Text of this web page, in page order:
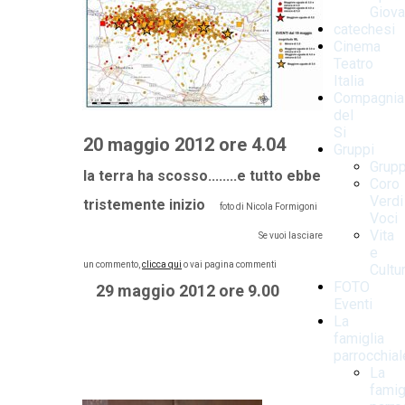
20 maggio 2012 ore 4.04
la terra ha scosso........e tutto ebbe
tristemente inizio foto di Nicola Formigoni
Se vuoi lasciare
un commento, clicca qui o vai pagina commenti
29 maggio 2012 ore 9.00
catechesi
Cinema
Teatro
Italia
Compagnia
del
Si
Gruppi
Coro
Verdi
Voci
Vita
e
FOTO
Eventi
La
famiglia
La